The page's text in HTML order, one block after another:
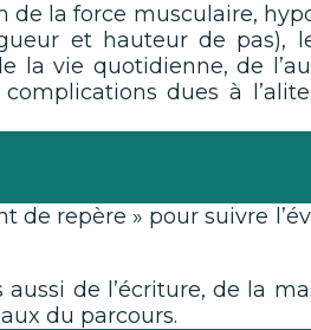
la force musculaire,
et hauteur de pas),
la vie quotidienne, de
dues à
repère » pour suivre
de l’écriture, de la
du parcours.